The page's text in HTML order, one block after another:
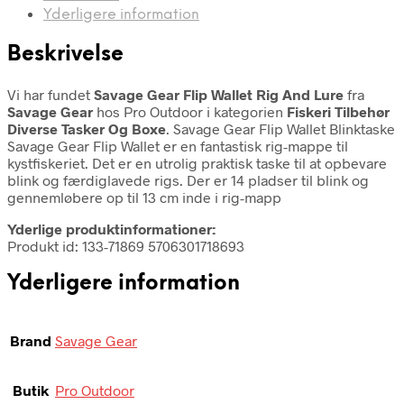
Yderligere information
Beskrivelse
Vi har fundet Savage Gear Flip Wallet Rig And Lure fra
Savage Gear hos Pro Outdoor i kategorien Fiskeri Tilbehør
Diverse Tasker Og Boxe. Savage Gear Flip Wallet Blinktaske
Savage Gear Flip Wallet er en fantastisk rig-mappe til
kystfiskeriet. Det er en utrolig praktisk taske til at opbevare
blink og færdiglavede rigs. Der er 14 pladser til blink og
gennemløbere op til 13 cm inde i rig-mapp
Yderlige produktinformationer:
Produkt id: 133-71869 5706301718693
Yderligere information
Brand Savage Gear
Butik Pro Outdoor